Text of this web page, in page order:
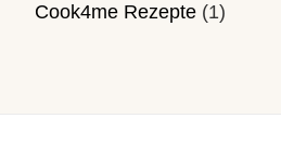
Cook4me Rezepte (1)